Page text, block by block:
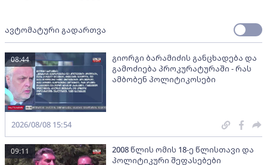
ავტომატური გადართვა
გიორგი ბარამიძის განცხადება და
გამოძიება პროკურატურაში - რას
ამბობენ პოლიტიკოსები
08:44
2026/08/08 15:54
2008 წლის ომის 18-ე წლისთავი და
პოლიტიკური შეფასებები
09:11